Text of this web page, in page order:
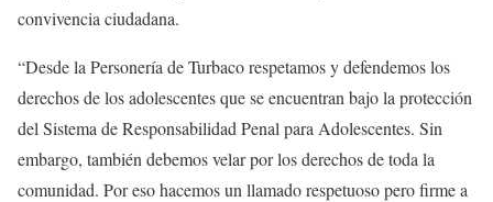
convivencia ciudadana.
“Desde la Personería de Turbaco respetamos y defendemos los
derechos de los adolescentes que se encuentran bajo la protección
del Sistema de Responsabilidad Penal para Adolescentes. Sin
embargo, también debemos velar por los derechos de toda la
comunidad. Por eso hacemos un llamado respetuoso pero firme a